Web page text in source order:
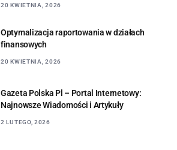
20 KWIETNIA, 2026
Optymalizacja raportowania w działach
finansowych
20 KWIETNIA, 2026
Gazeta Polska Pl – Portal Internetowy:
Najnowsze Wiadomości i Artykuły
2 LUTEGO, 2026